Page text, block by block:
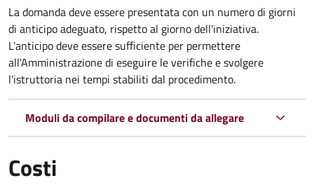
La domanda deve essere presentatacon un numero di giorni
di anticipo adeguato, rispetto al giorno dell'iniziativa.
L'anticipo deve essere sufficiente per permettere
all'Amministrazione di eseguire le verifiche e svolgere
l'istruttoria nei tempi stabiliti dal procedimento.
Moduli da compilare e documenti da allegare
Costi